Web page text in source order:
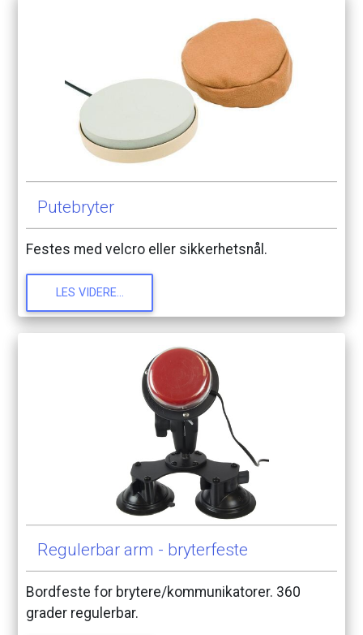
Putebryter
Festes med velcro eller sikkerhetsnål.
LES VIDERE...
Regulerbar arm - bryterfeste
Bordfeste for brytere/kommunikatorer. 360
grader regulerbar.